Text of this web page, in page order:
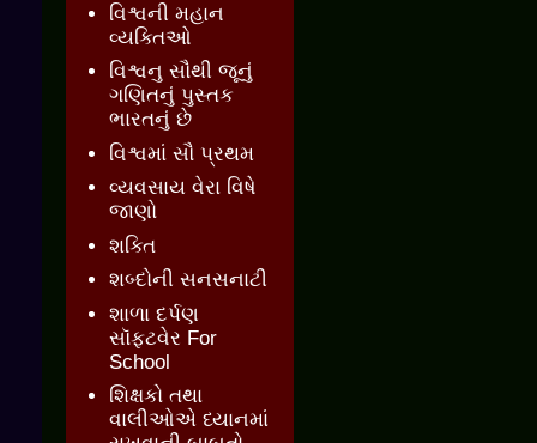
વિશ્વની મહાન
વ્યક્તિઓ
વિશ્વનુ સૌથી જૂનું
ગણિતનું પુસ્તક
ભારતનું છે
વિશ્વમાં સૌ પ્રથમ
વ્યવસાય વેરા વિષે
જાણો
શક્તિ
શબ્દોની સનસનાટી
શાળા દર્પણ
સૉફ્ટવેર For
School
શિક્ષકો તથા
વાલીઓએ ધ્યાનમાં